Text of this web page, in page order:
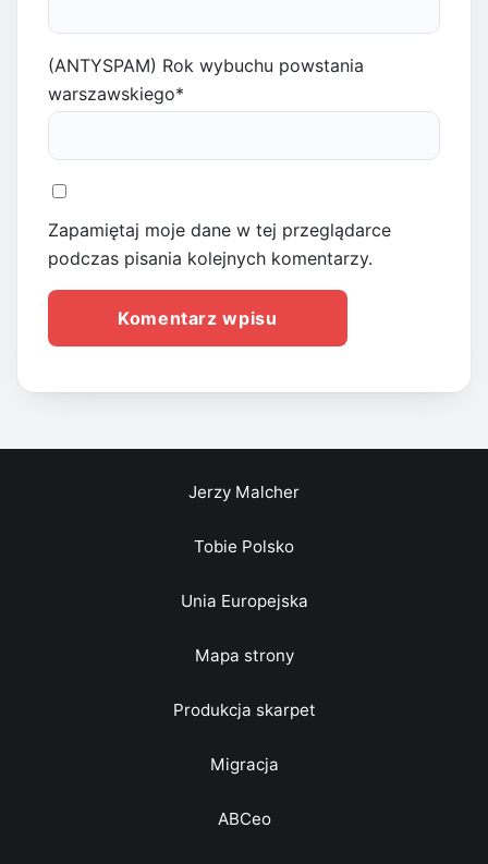
(ANTYSPAM) Rok wybuchu powstania
warszawskiego*
Zapamiętaj moje dane w tej przeglądarce
podczas pisania kolejnych komentarzy.
Jerzy Malcher
Tobie Polsko
Unia Europejska
Mapa strony
Produkcja skarpet
Migracja
ABCeo